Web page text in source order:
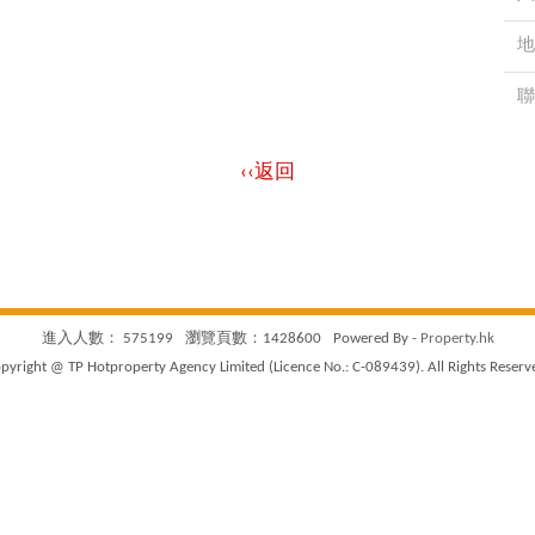
‹‹返回
進入人數： 575199 瀏覽頁數：1428600 Powered By - Property.hk
@ TP Hotproperty Agency Limited (Licence No.: C-089439). All Rights